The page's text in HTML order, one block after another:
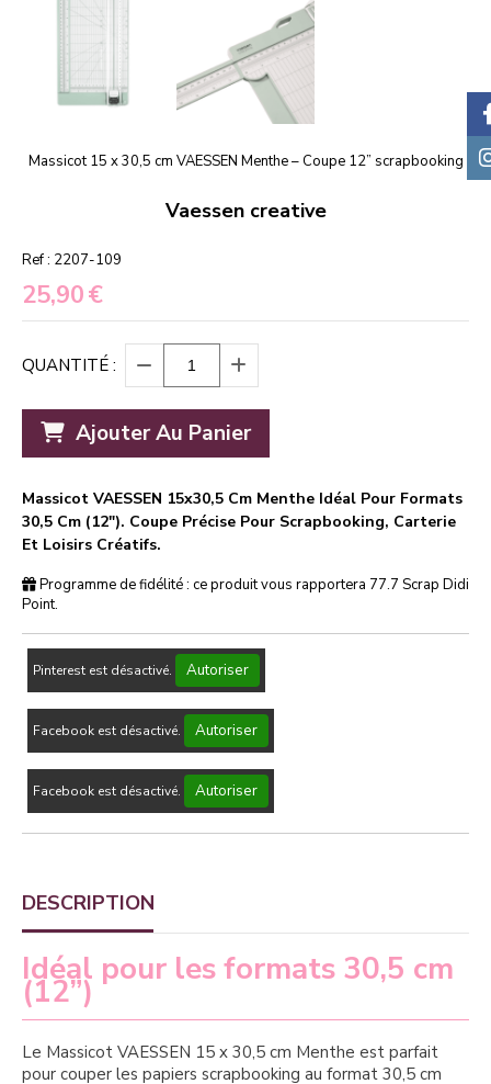
Massicot 15 x 30,5 cm VAESSEN Menthe – Coupe 12” scrapbooking
Vaessen creative
Ref : 2207-109
25,90€
QUANTITÉ :
Ajouter Au Panier
Massicot VAESSEN 15x30,5 Cm Menthe Idéal Pour Formats
30,5 Cm (12"). Coupe Précise Pour Scrapbooking, Carterie
Et Loisirs Créatifs.
Programme de fidélité : ce produit vous rapportera 77.7 Scrap Didi
Point.
Pinterest est désactivé. Autoriser
Facebook est désactivé. Autoriser
Facebook est désactivé. Autoriser
DESCRIPTION
Idéal pour les formats 30,5 cm
(12”)
Le Massicot VAESSEN 15 x 30,5 cm Menthe est parfait
pour couper les papiers scrapbooking au format 30,5 cm